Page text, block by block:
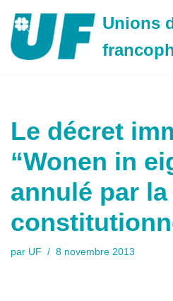
Aller
au
Unions
Le décret
“Wonen in
annulé par
par UF 8 novembre 2013